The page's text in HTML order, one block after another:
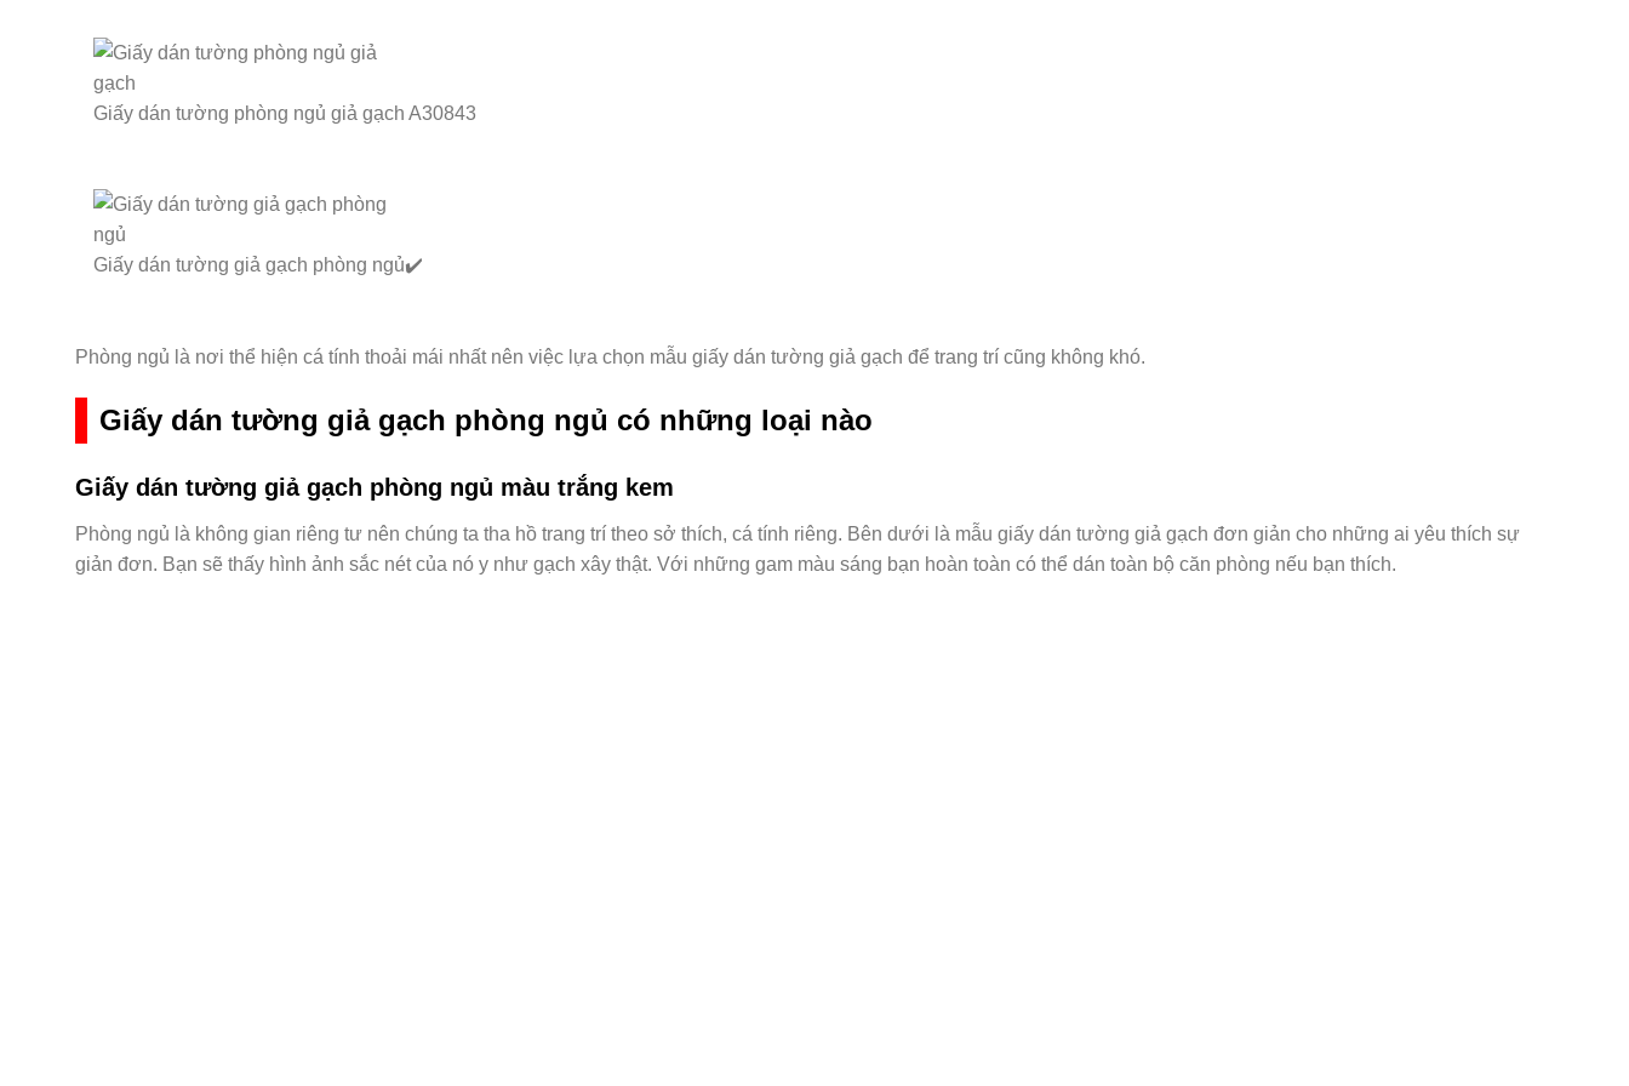
Giấy dán tường phòng ngủ giả gạch A30843
Giấy dán tường giả gạch phòng ngủ✔️
Phòng ngủ là nơi thể hiện cá tính thoải mái nhất nên việc lựa chọn mẫu giấy dán tường giả gạch để trang trí cũng không khó.
Giấy dán tường giả gạch phòng ngủ có những loại nào
Giấy dán tường giả gạch phòng ngủ màu trắng kem
Phòng ngủ là không gian riêng tư nên chúng ta tha hồ trang trí theo sở thích, cá tính riêng. Bên dưới là mẫu giấy dán tường giả gạch đơn giản cho những ai yêu thích sự
giản đơn. Bạn sẽ thấy hình ảnh sắc nét của nó y như gạch xây thật. Với những gam màu sáng bạn hoàn toàn có thể dán toàn bộ căn phòng nếu bạn thích.